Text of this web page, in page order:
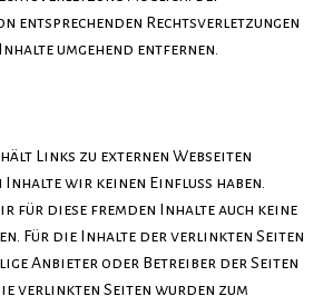
entsprechenden Rechtsverletzungen
umgehend entfernen.
Links zu externen Webseiten
wir keinen Einfluss haben.
für diese fremden Inhalte auch keine
Für die Inhalte der verlinkten Seiten
Anbieter oder Betreiber der Seiten
verlinkten Seiten wurden zum